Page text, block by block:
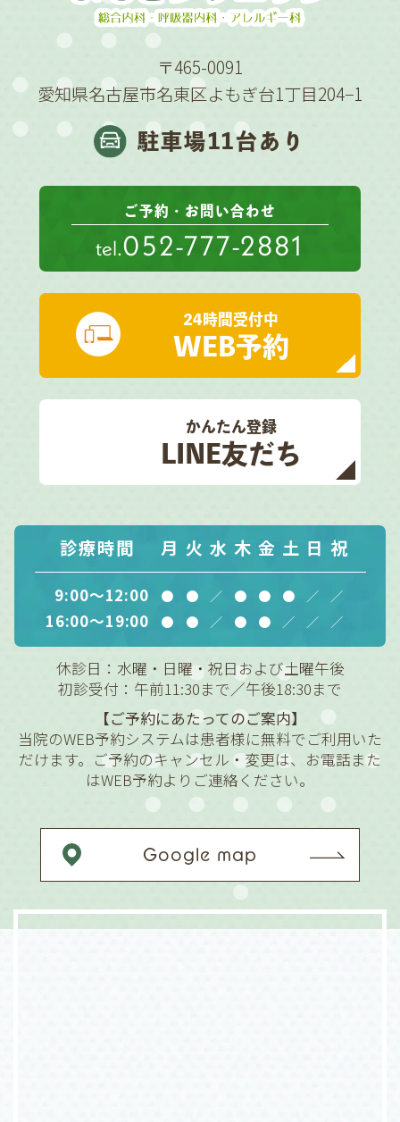
〒465-0091
愛知県名古屋市名東区よもぎ台1丁目204−1
駐車場11台あり
ご予約・お問い合わせ
tel.052-777-2881
24時間受付中
WEB予約
かんたん登録
LINE友だち
診療時間 月 火 水 木 金 土 日 祝
9:00～12:00 ● ● ／ ● ● ● ／ ／
16:00～19:00 ● ● ／ ● ● ／ ／ ／
休診日：水曜・日曜・祝日および土曜午後
初診受付：午前11:30まで／午後18:30まで
【ご予約にあたってのご案内】
当院のWEB予約システムは患者様に無料でご利用いた
だけます。ご予約のキャンセル・変更は、お電話また
はWEB予約よりご連絡ください。
Google map